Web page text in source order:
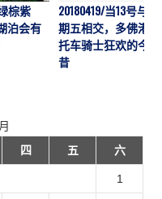
棕紫
泊会有
20180419/当13号与星
期五相交，多佛港摩
托车骑士狂欢的今与
昔
四 五 六
1